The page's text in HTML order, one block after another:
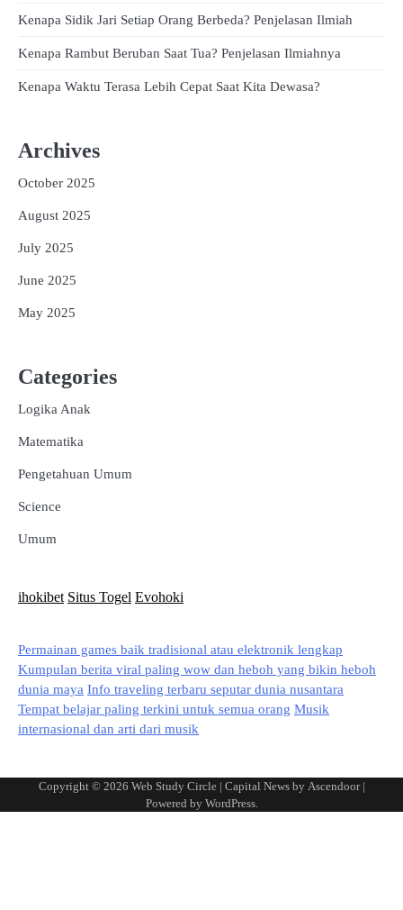
Kenapa Sidik Jari Setiap Orang Berbeda? Penjelasan Ilmiah
Kenapa Rambut Beruban Saat Tua? Penjelasan Ilmiahnya
Kenapa Waktu Terasa Lebih Cepat Saat Kita Dewasa?
Archives
October 2025
August 2025
July 2025
June 2025
May 2025
Categories
Logika Anak
Matematika
Pengetahuan Umum
Science
Umum
ihokibet Situs Togel Evohoki
Permainan games baik tradisional atau elektronik lengkap
Kumpulan berita viral paling wow dan heboh yang bikin heboh
dunia maya Info traveling terbaru seputar dunia nusantara
Tempat belajar paling terkini untuk semua orang Musik
internasional dan arti dari musik
Copyright © 2026 Web Study Circle| Capital News by Ascendoor|
Powered by WordPress.